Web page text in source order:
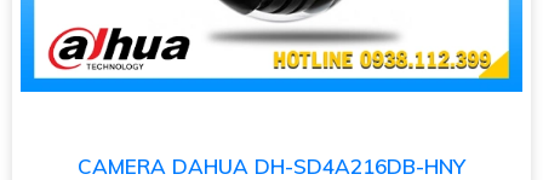
CAMERA DAHUA DH-SD4A216DB-HNY